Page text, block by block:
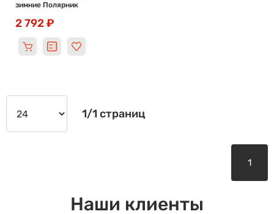
зимние Полярник
2 792 ₽
1/1 страниц
1
Наши клиенты